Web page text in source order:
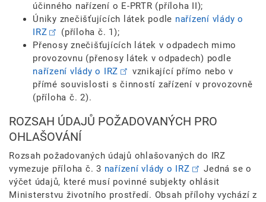
účinného nařízení o E-PRTR (příloha II);
Úniky znečišťujících látek podle nařízení vlády o
IRZ
(příloha č. 1);
Přenosy znečišťujících látek v odpadech mimo
provozovnu (přenosy látek v odpadech) podle
nařízení vlády o IRZ
vznikající přímo nebo v
přímé souvislosti s činností zařízení v provozovně
(příloha č. 2).
ROZSAH ÚDAJŮ POŽADOVANÝCH PRO
OHLAŠOVÁNÍ
Rozsah požadovaných údajů ohlašovaných do IRZ
vymezuje příloha č. 3 nařízení vlády o IRZ
Jedná se o
výčet údajů, které musí povinné subjekty ohlásit
Ministerstvu životního prostředí. Obsah přílohy vychází z